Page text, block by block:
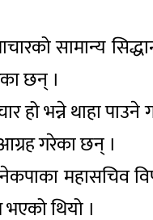
सामान्य
छन् ।
भन्ने थाहा पाउने
आग्रह गरेका छन् ।
महासचिव
भएको थियो ।